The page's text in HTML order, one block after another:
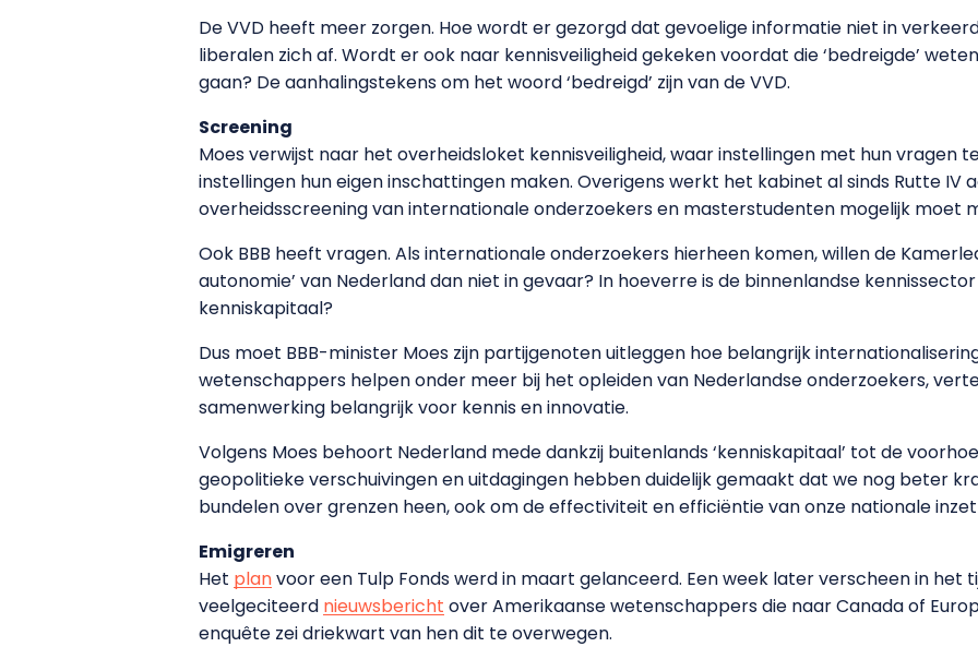
De VVD heeft meer zorgen. Hoe wordt er gezorgd dat gevoelige informatie niet in
liberalen zich af. Wordt er ook naar kennisveiligheid gekeken voordat die ‘bedreigde’
gaan? De aanhalingstekens om het woord ‘bedreigd’ zijn van de VVD.
Screening
Moes verwijst naar het overheidsloket kennisveiligheid, waar instellingen met hun vragen
instellingen hun eigen inschattingen maken. Overigens werkt het kabinet al sinds Rutte IV
overheidsscreening van internationale onderzoekers en masterstudenten mogelijk moet
Ook BBB heeft vragen. Als internationale onderzoekers hierheen komen, willen de
autonomie’ van Nederland dan niet in gevaar? In hoeverre is de binnenlandse
kenniskapitaal?
Dus moet BBB-minister Moes zijn partijgenoten uitleggen hoe belangrijk
wetenschappers helpen onder meer bij het opleiden van Nederlandse onderzoekers,
samenwerking belangrijk voor kennis en innovatie.
Volgens Moes behoort Nederland mede dankzij buitenlands ‘kenniskapitaal’ tot de
geopolitieke verschuivingen en uitdagingen hebben duidelijk gemaakt dat we nog beter
bundelen over grenzen heen, ook om de effectiviteit en efficiëntie van onze nationale
Emigreren
Het planvoor een Tulp Fonds werd in maart gelanceerd. Een week later verscheen in het
veelgeciteerd nieuwsbericht over Amerikaanse wetenschappers die naar Canada of
enquête zei driekwart van hen dit te overwegen.